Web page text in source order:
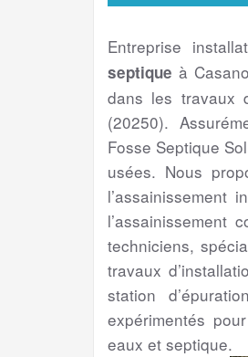
Entreprise
septique à
dans les travaux
(20250).
Fosse Septique
usées. Nous
l’assainissement
l’assainissement
techniciens,
travaux
station
expérimentés
eaux et septique.